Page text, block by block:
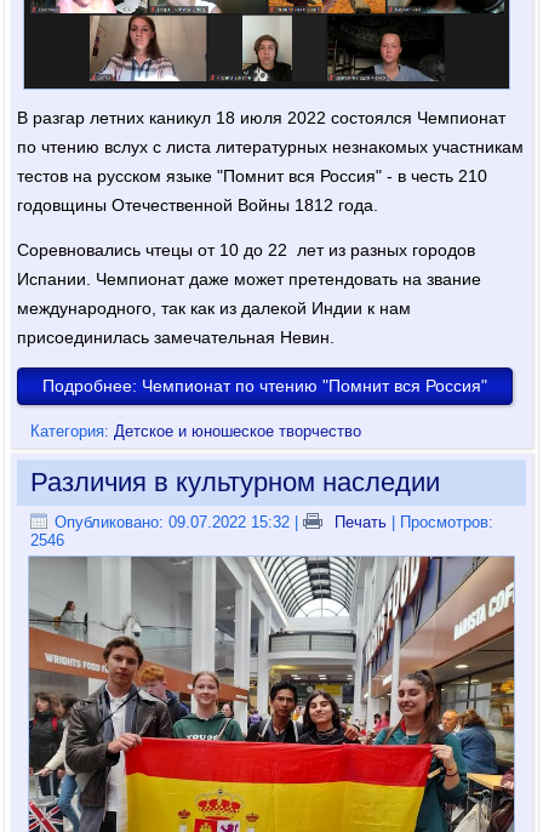
В разгар летних каникул 18 июля 2022 состоялся Чемпионат
по чтению вслух с листа литературных незнакомых участникам
тестов на русском языке "Помнит вся Россия" - в честь 210
годовщины Отечественной Войны 1812 года.
Соревновались чтецы от 10 до 22 лет из разных городов
Испании. Чемпионат даже может претендовать на звание
международного, так как из далекой Индии к нам
присоединилась замечательная Невин.
Подробнее: Чемпионат по чтению "Помнит вся Россия"
Категория: Детское и юношеское творчество
Различия в культурном наследии
Опубликовано: 09.07.2022 15:32 | Печать | Просмотров:
2546